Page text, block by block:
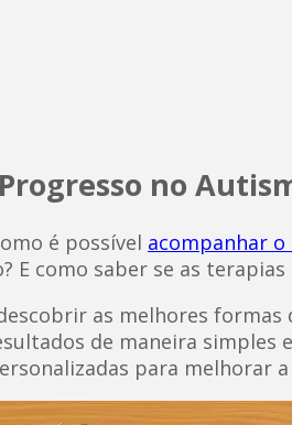
no
é possível acompanhar
E como saber se as
as melhores
de maneira simples
para melhorar